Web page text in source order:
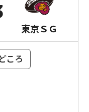
東京ＳＧ
ころ